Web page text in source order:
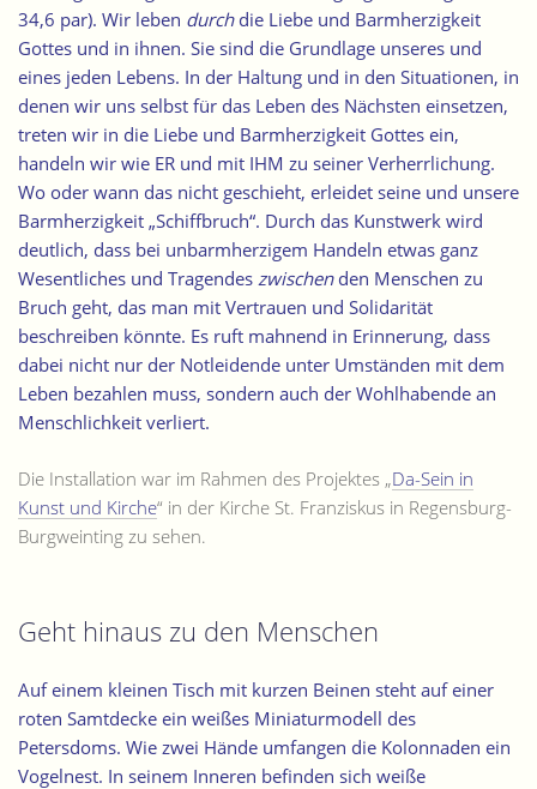
34,6 par). Wir leben durchdie Liebe und Barmherzigkeit
Gottes und in ihnen. Sie sind die Grundlage unseres und
eines jeden Lebens. In der Haltung und in den Situationen, in
denen wir uns selbst für das Leben des Nächsten einsetzen,
treten wir in die Liebe und Barmherzigkeit Gottes ein,
handeln wir wie ER und mit IHM zu seiner Verherrlichung.
Wo oder wann das nicht geschieht, erleidet seine und unsere
Barmherzigkeit „Schiffbruch“. Durch das Kunstwerk wird
deutlich, dass bei unbarmherzigem Handeln etwas ganz
Wesentliches und Tragendes zwischenden Menschen zu
Bruch geht, das man mit Vertrauen und Solidarität
beschreiben könnte. Es ruft mahnend in Erinnerung, dass
dabei nicht nur der Notleidende unter Umständen mit dem
Leben bezahlen muss, sondern auch der Wohlhabende an
Menschlichkeit verliert.
Die Installation war im Rahmen des Projektes „Da-Sein in
Kunst und Kirche“ in der Kirche St. Franziskus in Regensburg-
Burgweinting zu sehen.
Geht hinaus zu den Menschen
Auf einem kleinen Tisch mit kurzen Beinen steht auf einer
roten Samtdecke ein weißes Miniaturmodell des
Petersdoms. Wie zwei Hände umfangen die Kolonnaden ein
Vogelnest. In seinem Inneren befinden sich weiße